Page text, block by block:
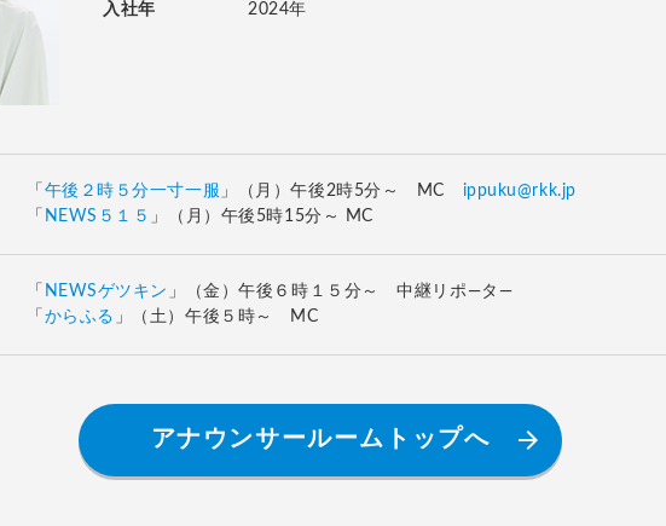
入社年 2024年
「 午後２時５分一寸一服 」（月）午後2時5分～ MC
ippuku@rkk.jp
「 NEWS５１５ 」（月）午後5時15分～ MC
「 NEWSゲツキン 」（金）午後６時１５分～ 中継リポ―タ―
「 からふる 」（土）午後５時～ MC
アナウンサールームトップへ